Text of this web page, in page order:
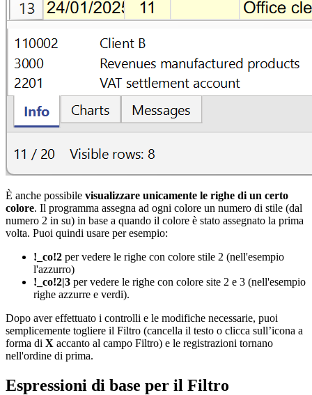
È anche possibile visualizzare unicamente le righe di un certo
colore. Il programma assegna ad ogni colore un numero di stile (dal
numero 2 in su) in base a quando il colore è stato assegnato la prima
volta. Puoi quindi usare per esempio:
!_co!2 per vedere le righe con colore stile 2 (nell'esempio
l'azzurro)
!_co!2|3 per vedere le righe con colore site 2 e 3 (nell'esempio
righe azzurre e verdi).
Dopo aver effettuato i controlli e le modifiche necessarie, puoi
semplicemente togliere il Filtro (cancella il testo o clicca sull’icona a
forma di X accanto al campo Filtro) e le registrazioni tornano
nell'ordine di prima.
Espressioni di base per il Filtro